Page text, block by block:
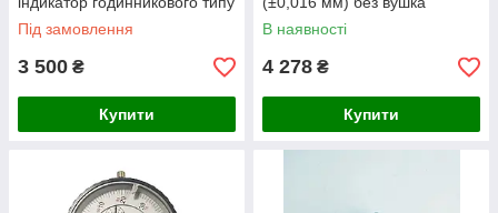
ИЧ-10 0.01 мм з вушком
Під замовлення
3 500 ₴
Купити
Німеччина
В наявності
4 278 ₴
Купити